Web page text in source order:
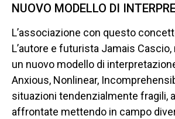
NUOVO MODELLO DI
L’associazione con questo
L’autore e futurista Jamais
un nuovo modello di
Anxious, Nonlinear,
situazioni tendenzialmente fragili,
affrontate mettendo in campo